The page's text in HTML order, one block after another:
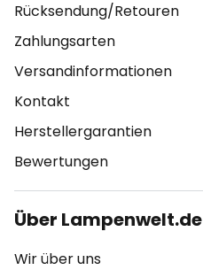
Rücksendung/Retouren
Zahlungsarten
Versandinformationen
Kontakt
Herstellergarantien
Bewertungen
Über Lampenwelt.de
Wir über uns